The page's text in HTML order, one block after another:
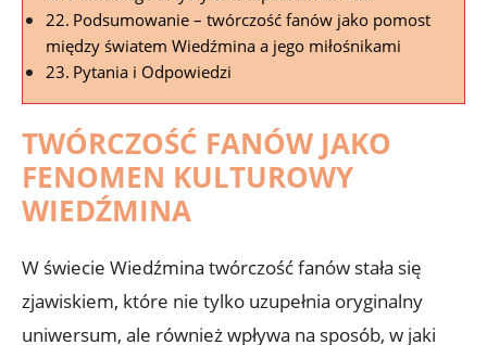
Podsumowanie – twórczość fanów jako pomost
między światem Wiedźmina a jego miłośnikami
Pytania i Odpowiedzi
TWÓRCZOŚĆ FANÓW JAKO
FENOMEN KULTUROWY
WIEDŹMINA
W świecie Wiedźmina twórczość fanów stała się
zjawiskiem, które nie tylko uzupełnia oryginalny
uniwersum, ale również wpływa na sposób, w jaki